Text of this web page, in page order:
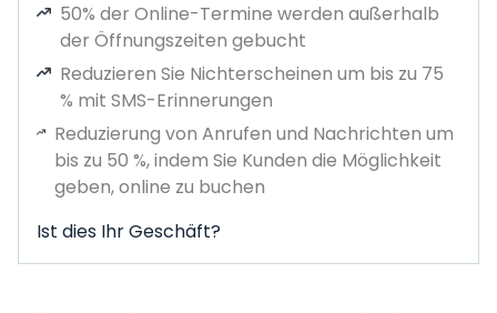
50% der Online-Termine werden außerhalb
der Öffnungszeiten gebucht
Reduzieren Sie Nichterscheinen um bis zu 75
% mit SMS-Erinnerungen
Reduzierung von Anrufen und Nachrichten um
bis zu 50 %, indem Sie Kunden die Möglichkeit
geben, online zu buchen
Ist dies Ihr Geschäft?